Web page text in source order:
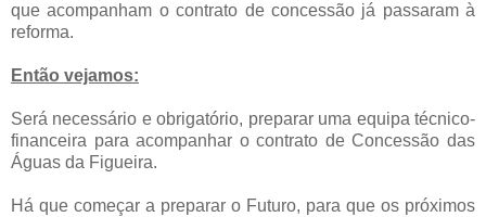
que acompanham o contrato de concessão já passaram à
reforma.
Então vejamos:
Será necessário e obrigatório, preparar uma equipa técnico-
financeira para acompanhar o contrato de Concessão das
Águas da Figueira.
Há que começar a preparar o Futuro, para que os próximos